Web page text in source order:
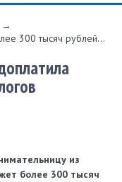
→
300 тысяч рублей...
из
более 300 тысяч